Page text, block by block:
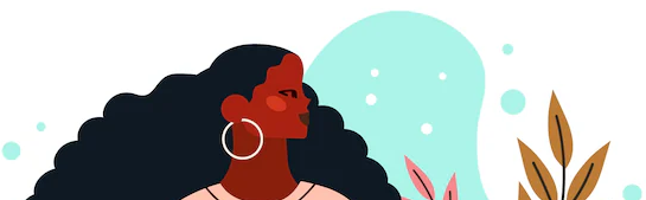
A plataforma criativa para você direcionar
seu melhor trabalho. Mais de 1 milhão de
assinantes entre criativos, empresas,
agências e estúdios.
Spaces
Assistente de IA
Gerador de
imagens
Academy
Documentação
Atendimento
Termos e